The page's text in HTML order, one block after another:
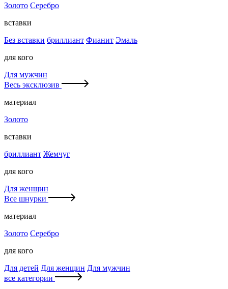
Золото Серебро
вставки
Без вставки бриллиант Фианит Эмаль
для кого
Для мужчин
Весь эксклюзив
материал
Золото
вставки
бриллиант Жемчуг
для кого
Для женщин
Все шнурки
материал
Золото Серебро
для кого
Для детей Для женщин Для мужчин
все категории